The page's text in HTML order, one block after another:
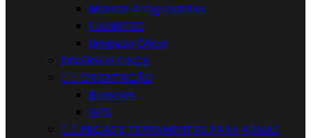
Massas Antigripantes
FLUNATEC
Limpeza Ótica
DIVERSOS CAÇA
  ORIENTAÇÃO
Bussolas
GPS
  PEÇAS E FERRAMENTAS PARA ARMAS